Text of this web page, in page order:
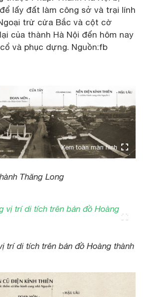
lấy đất làm công sở và trại lính
trừ cửa Bắc và cột cờ
của thành Hà Nội đến hôm nay
và phục dựng. Nguồn:fb
Xem toàn màn hình
Thăng Long
trí di tích trên bản đồ Hoàng thành